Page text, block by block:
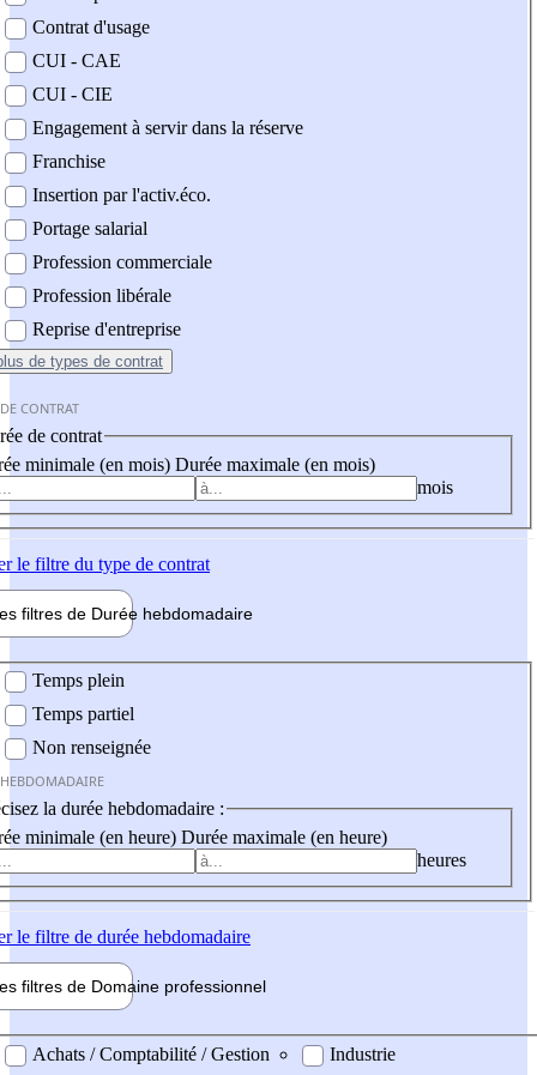
Contrat d'usage
CUI - CAE
CUI - CIE
Engagement à servir dans la réserve
Franchise
Insertion par l'activ.éco.
Portage salarial
Profession commerciale
Profession libérale
Reprise d'entreprise
de types de contrat
CONTRAT
de contrat
minimale (en mois) Durée maximale (en mois)
mois
le filtre du type de contrat
filtres de Durée hebdomadaire
Temps plein
Temps partiel
Non renseignée
la durée hebdomadaire :
minimale (en heure) Durée maximale (en heure)
heures
le filtre de durée hebdomadaire
filtres de Domaine professionnel
professionel
Achats / Comptabilité / Gestion
Industrie